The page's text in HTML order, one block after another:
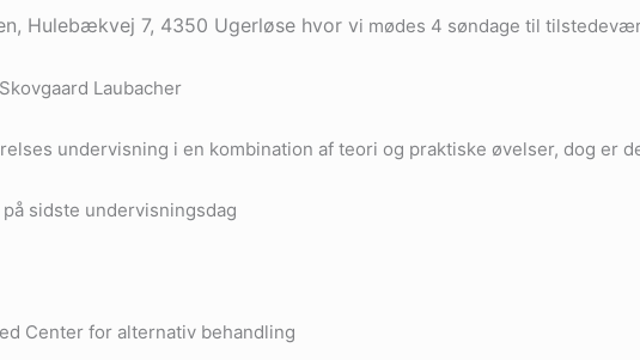
Hulebækvej 7, 4350 Ugerløse hvor vi mødes 4 søndage til
Laubacher
undervisning i en kombination af teori og praktiske øvelser, dog er
sidste undervisningsdag
Center for alternativ behandling